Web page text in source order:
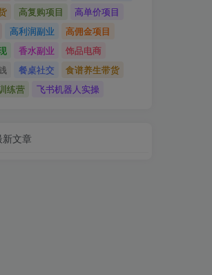
高复购项目
高单价项目
高利润副业
高佣金项目
香水副业
饰品电商
餐桌社交
食谱养生带货
练营
飞书机器人实操
新文章